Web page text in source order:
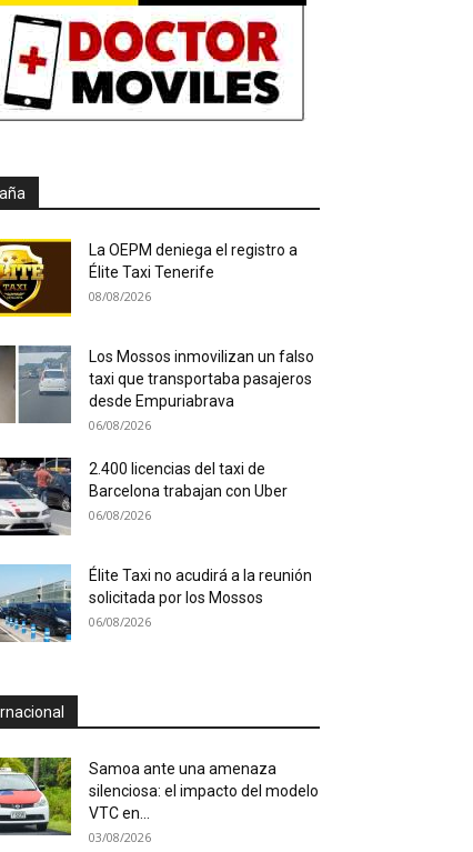
La OEPM deniega el registro a
Élite Taxi Tenerife
08/08/2026
Los Mossos inmovilizan un falso
taxi que transportaba pasajeros
desde Empuriabrava
06/08/2026
2.400 licencias del taxi de
Barcelona trabajan con Uber
06/08/2026
Élite Taxi no acudirá a la reunión
solicitada por los Mossos
06/08/2026
Samoa ante una amenaza
silenciosa: el impacto del modelo
VTC en...
03/08/2026